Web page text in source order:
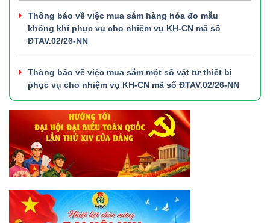
Thông báo về việc mua sắm hàng hóa đo mẫu
không khí phục vụ cho nhiệm vụ KH-CN mã số
ĐTAV.02/26-NN
Thông báo về việc mua sắm một số vật tư thiết bị
phục vụ cho nhiệm vụ KH-CN mã số ĐTAV.02/26-NN